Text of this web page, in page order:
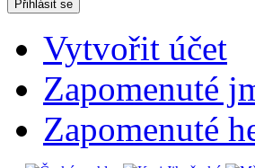
Přihlásit se
Vytvořit účet
Zapomenuté
Zapomenuté